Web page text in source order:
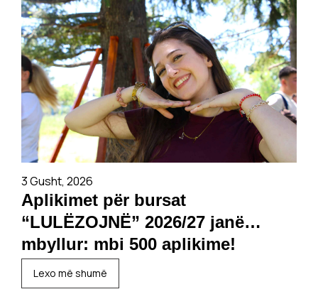
3 Gusht, 2026
Aplikimet për bursat
“LULËZOJNË” 2026/27 janë
mbyllur: mbi 500 aplikime!
Lexo më shumë